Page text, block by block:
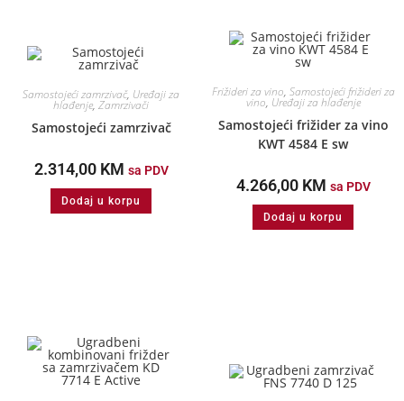
Samostojeći zamrzivač, Uređaji za
hlađenje, Zamrzivači
Samostojeći zamrzivač
2.314,00 KM sa PDV
Dodaj u korpu
Frižideri za vino, Samostojeći frižideri za
vino, Uređaji za hlađenje
Samostojeći frižider za vino
KWT 4584 E sw
4.266,00 KM sa PDV
Dodaj u korpu